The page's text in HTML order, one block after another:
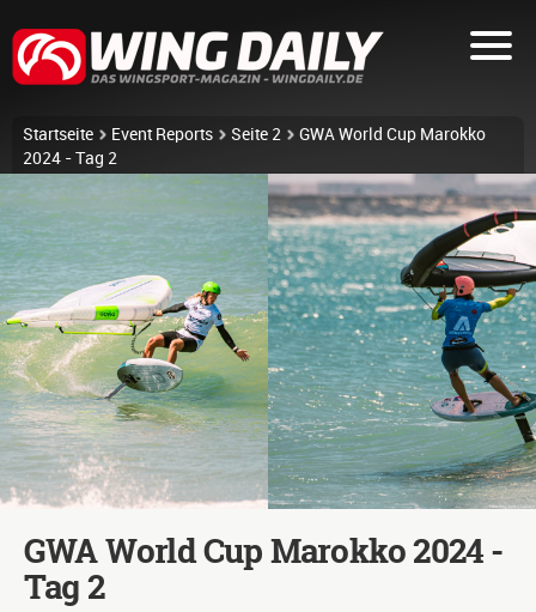
Startseite Event Reports Seite 2
GWA World Cup Marokko
2024 - Tag 2
GWA World Cup Marokko 2024 -
Tag 2